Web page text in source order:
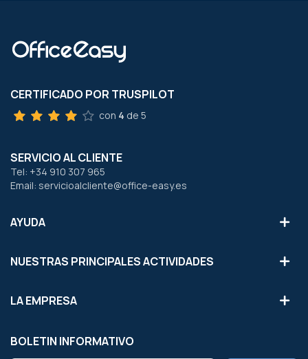
CERTIFICADO POR TRUSPILOT
con 4 de 5
SERVICIO AL CLIENTE
Tel: +34 910 307 965
Email: servicioalcliente@office-easy.es
AYUDA
NUESTRAS PRINCIPALES ACTIVIDADES
LA EMPRESA
BOLETIN INFORMATIVO